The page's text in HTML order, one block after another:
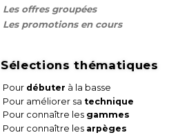
Les offres groupées
Les promotions en cours
Sélections thématiques
Pour débuter à la basse
Pour améliorer sa technique
Pour connaître les gammes
Pour connaître les arpèges